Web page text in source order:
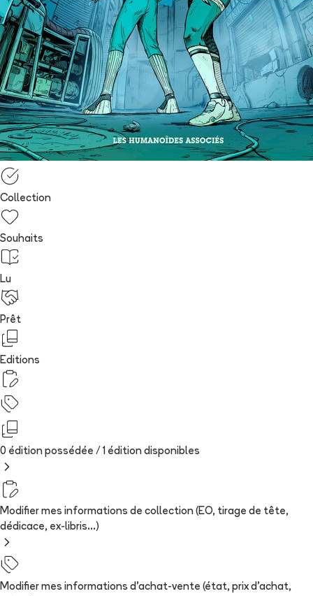
Collection
Souhaits
Lu
Prêt
Editions
0 édition possédée / 1 édition disponibles
Modifier mes informations de collection (EO, tirage de tête,
dédicace, ex-libris...)
Modifier mes informations d'achat-vente (état, prix d'achat,